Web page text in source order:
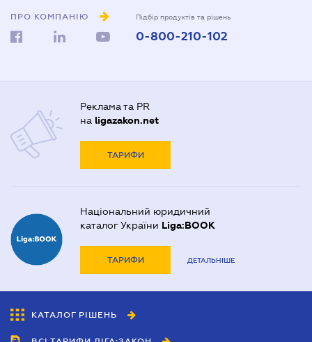
ПРО КОМПАНІЮ Підбір продуктів та рішень
0-800-210-102
Реклама та PR
на ligazakon.net
ТАРИФИ
Національний юридичний
каталог України Liga:BOOK
ТАРИФИ ДЕТАЛЬНІШЕ
КАТАЛОГ РІШЕНЬ